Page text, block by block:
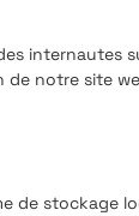
internautes
notre site
de stockage